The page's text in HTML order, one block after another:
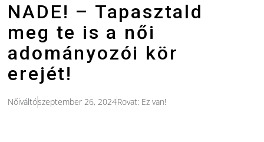
NADE! – Tapasztald
meg te is a női
adományozói kör
erejét!
Nőiváltószeptember 26, 2024Rovat: Ez van!